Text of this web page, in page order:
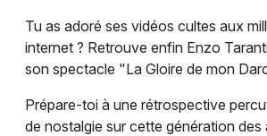
75 - Paris
Choisir mes départements
Mon email
Tu as adoré ses vidéos cultes aux
internet ? Retrouve enfin Enzo
son spectacle "La Gloire de mon
Prépare-toi à une rétrospective
de nostalgie sur cette génération des